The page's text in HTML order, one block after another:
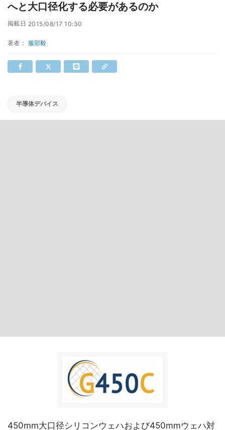
へと大口径化する必要があるのか
掲載日 2015/08/17 10:30
著者： 服部毅
半導体デバイス
450mm大口径シリコンウェハおよび450mmウェハ対